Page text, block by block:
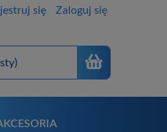
się Zaloguj się